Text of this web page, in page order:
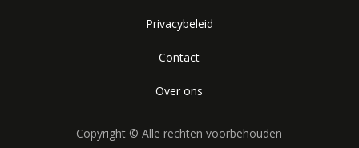
Privacybeleid
Contact
Over ons
Copyright © Alle rechten voorbehouden